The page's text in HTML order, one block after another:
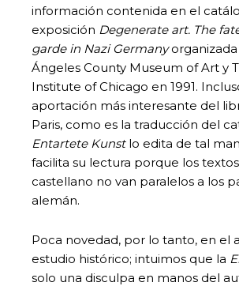
información contenida en el
exposición Degenerate art. The
garde in Nazi Germany
Ángeles County Museum of Art y
Institute of Chicago en 1991.
aportación más interesante del
Paris, como es la traducción del
Entartete Kunstlo edita de tal
facilita su lectura porque los
castellano no van paralelos a los
alemán.
Poca novedad, por lo tanto, en el
estudio histórico; intuimos que la
solo una disculpa en manos del